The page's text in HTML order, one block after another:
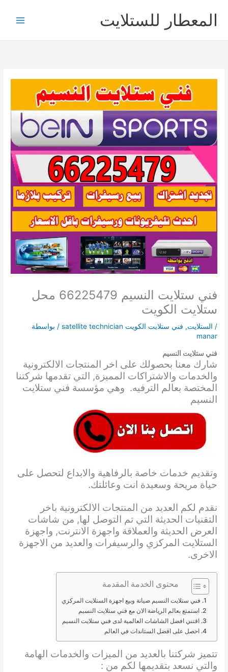
المحتوىالمعطار للستلايت
فني ستلايت النسيم 66225479 محل
ستلايت الكويت
/ الستلايت, فني ستلايت الكويت satellite technician
/ بواسطة
manar
فني ستلايت النسيم
شارك معنا بحصولك على اخر المنتجات الالكترونية
والخدمات والاشتراكات المميزة, التي تقدمها شركتنا
المختصة بعالم الترفيه. وهي مؤسسة فني ستلايت
النسيم
وتقديم خدمات خاصة بالرفاهية والابداع لتحصل على
حياة مريحة وسعيدة انت وعائلتك.
نقدم لكم العديد من المنتجات الالكترونية باخر
التقنيات الحديثة التي تم التوصل لها, من شاشات
العرض الحديثة والعملاقة واجهزة الانترنت, واجهزة
الستلايت المركزي والرسيفرات والعديد من الاجهزة
الاخرى.
محتوى الخدمة المقدمة
فني ستلايت النسيم صيانة وبيع اجهزة الستلايت المركزي
استمتع بعالم الرياضة الان مع فني ستلايت النسيم
اقتني افضل الشاشات العالمية لدى فني ستلايت النسيم
احصل على افضل الستاندات في العالم
تتميز شركتنا بالعديد من الميزات والخدمات الهامة
والتي نسعد بتقديمها لكم من :